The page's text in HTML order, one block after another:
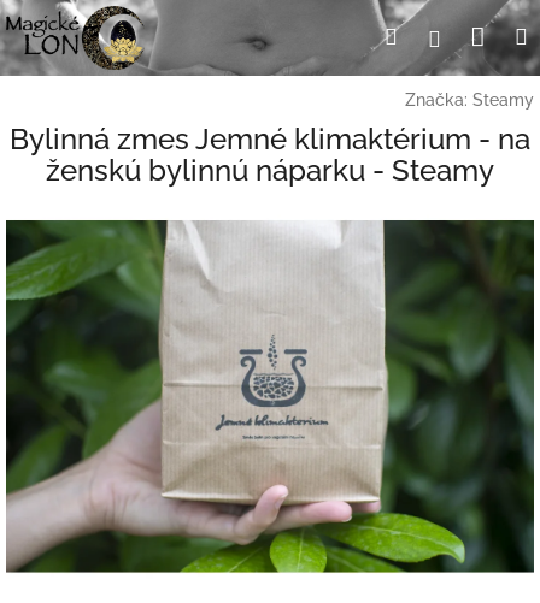
Prejsť
na
obsah
Hľadať
Značka: Steamy
Bylinná zmes Jemné klimaktérium - na
ženskú bylinnú náparku - Steamy